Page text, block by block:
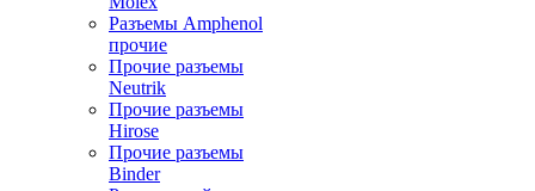
Разъемы Amphenol
прочие
Прочие разъемы
Neutrik
Прочие разъемы
Hirose
Прочие разъемы
Binder